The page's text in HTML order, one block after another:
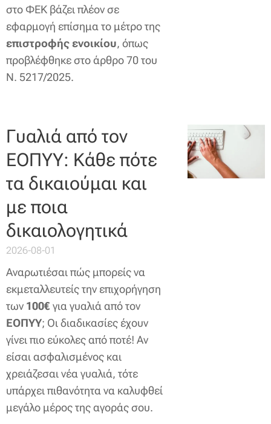
στο ΦΕΚ βάζει πλέον σε
εφαρμογή επίσημα το μέτρο της
επιστροφής ενοικίου, όπως
προβλέφθηκε στο άρθρο 70 του
Ν. 5217/2025.
Γυαλιά από τον
ΕΟΠΥΥ: Κάθε πότε
τα δικαιούμαι και
με ποια
δικαιολογητικά
2026-08-01
Αναρωτιέσαι πώς μπορείς να
εκμεταλλευτείς την επιχορήγηση
των 100€για γυαλιά από τον
ΕΟΠΥΥ; Οι διαδικασίες έχουν
γίνει πιο εύκολες από ποτέ! Αν
είσαι ασφαλισμένος και
χρειάζεσαι νέα γυαλιά, τότε
υπάρχει πιθανότητα να καλυφθεί
μεγάλο μέρος της αγοράς σου.